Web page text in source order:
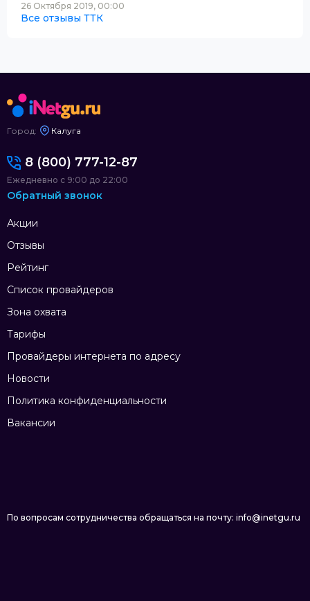
26 Октября 2019, 00:00
Все отзывы ТТК
Город: Калуга
Акции
Отзывы
Рейтинг
Список провайдеров
Зона охвата
Тарифы
Провайдеры интернета по адресу
Новости
Политика конфиденциальности
Вакансии
8 (800) 777-12-87
Ежедневно с 9:00 до 22:00
Обратный звонок
По вопросам сотрудничества обращаться на почту: info@inetgu.ru